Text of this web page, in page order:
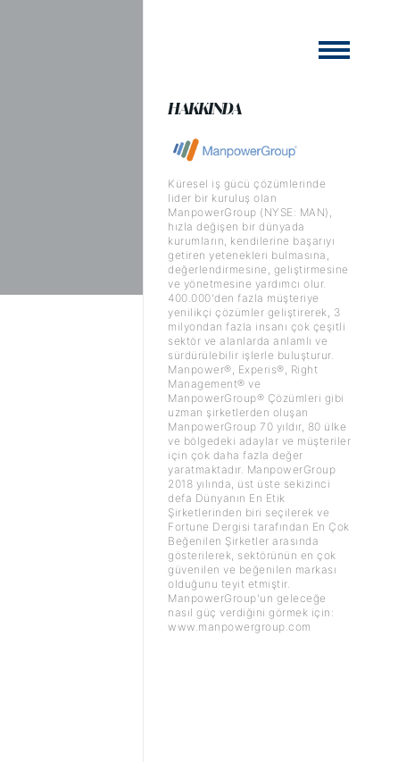
HAKKINDA
Küresel iş gücü çözümlerinde
lider bir kuruluş olan
ManpowerGroup (NYSE: MAN),
hızla değişen bir dünyada
kurumların, kendilerine başarıyı
getiren yetenekleri bulmasına,
değerlendirmesine, geliştirmesine
ve yönetmesine yardımcı olur.
400.000'den fazla müşteriye
yenilikçi çözümler geliştirerek, 3
milyondan fazla insanı çok çeşitli
sektör ve alanlarda anlamlı ve
sürdürülebilir işlerle buluşturur.
Manpower®, Experis®, Right
Management® ve
ManpowerGroup® Çözümleri gibi
uzman şirketlerden oluşan
ManpowerGroup 70 yıldır, 80 ülke
ve bölgedeki adaylar ve müşteriler
için çok daha fazla değer
yaratmaktadır. ManpowerGroup
2018 yılında, üst üste sekizinci
defa Dünyanın En Etik
Şirketlerinden biri seçilerek ve
Fortune Dergisi tarafından En Çok
Beğenilen Şirketler arasında
gösterilerek, sektörünün en çok
güvenilen ve beğenilen markası
olduğunu teyit etmiştir.
ManpowerGroup'un geleceğe
nasıl güç verdiğini görmek için:
www.manpowergroup.com